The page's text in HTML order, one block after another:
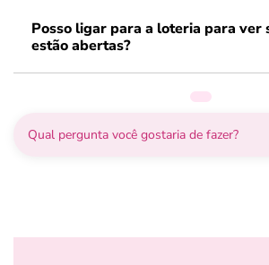
Posso ligar para a loteria para ver
estão abertas?